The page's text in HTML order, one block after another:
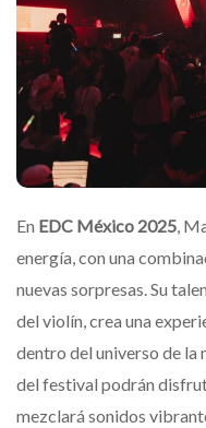
En EDC México 2025,
energía, con una
nuevas sorpresas. Su
del violín, crea una
dentro del universo de la
del festival podrán
mezclará sonidos